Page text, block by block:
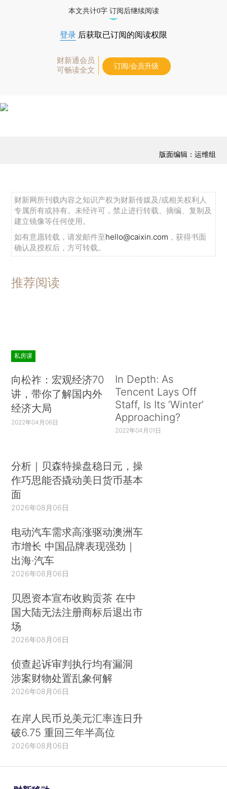
本文共计0字 订阅后继续阅读
登录 后获取已订阅的阅读权限
财新通会员
可畅读全文
订阅/会员升级
版面编辑：运维组
财新网所刊载内容之知识产权为财新传媒及/或相关权利人
专属所有或持有。未经许可，禁止进行转载、摘编、复制及
建立镜像等任何使用。
如有意愿转载，请发邮件至hello@caixin.com ，获得书面
确认及授权后，方可转载。
推荐阅读
私房课
向松祚：宏观经济70
讲，带你了解国内外
经济大局
2022年04月06日
In Depth: As
Tencent Lays Off
Staff, Is Its ‘Winter’
Approaching?
2022年04月01日
分析｜贝森特操盘稳日元，操
作巧思能否撬动美日货币基本
面
2026年08月06日
电动汽车需求高涨驱动澳洲车
市增长 中国品牌表现强劲｜
出海·汽车
2026年08月06日
贝恩资本宣布收购贡茶 在中
国大陆无法注册商标后退出市
场
2026年08月06日
侦查起诉审判执行均有漏洞
涉案财物处置乱象何解
2026年08月06日
在岸人民币兑美元汇率连日升
破6.75 重回三年半高位
2026年08月06日